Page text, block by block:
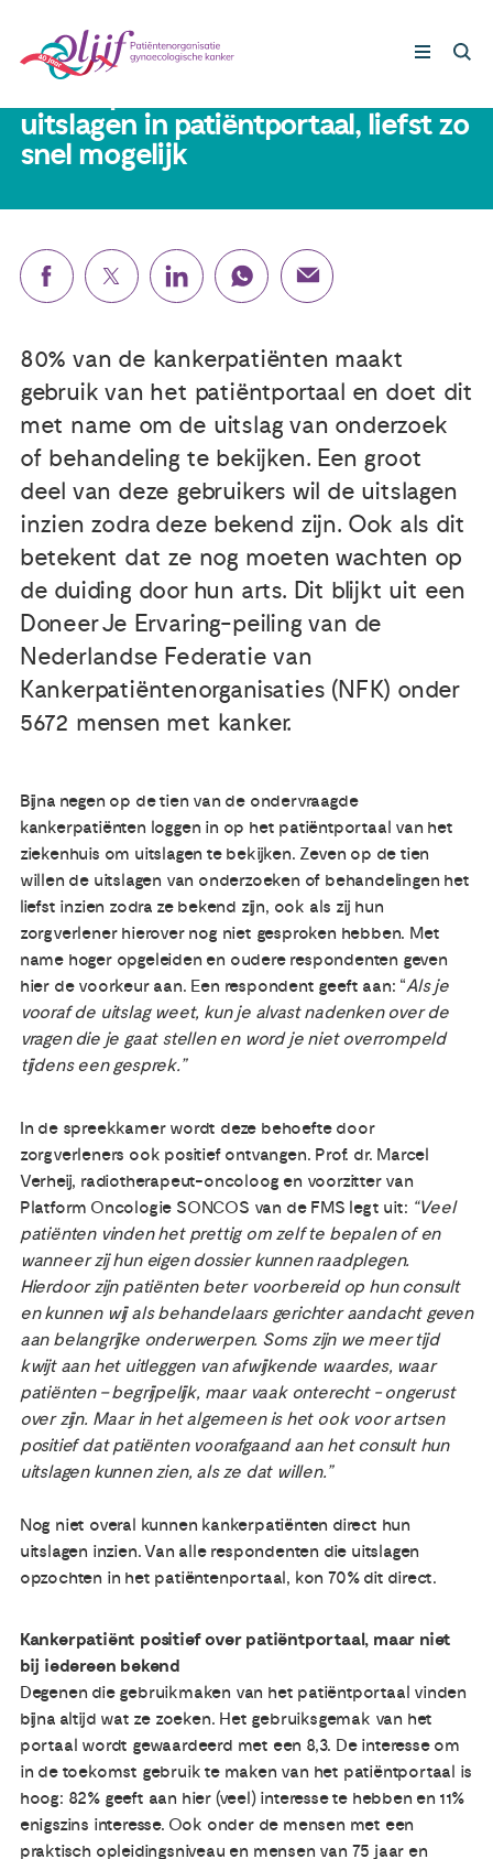
Nieuws
Agenda
Publicaties
Ervaringsdeskundigheid
Over ons
Contact
Gynaecologische kankers
Lotgenoten
Leven met/na kanker
10 oktober 2023
uitslagen in patiëntportaal, liefst zo
snel mogelijk
80% van de kankerpatiënten maakt
gebruik van het patiëntportaal en doet dit
met name om de uitslag van onderzoek
of behandeling te bekijken. Een groot
deel van deze gebruikers wil de uitslagen
inzien zodra deze bekend zijn. Ook als dit
betekent dat ze nog moeten wachten op
de duiding door hun arts. Dit blijkt uit een
Doneer Je Ervaring-peiling van de
Nederlandse Federatie van
Kankerpatiëntenorganisaties (NFK) onder
5672 mensen met kanker.
Bijna negen op de tien van de ondervraagde
kankerpatiënten loggen in op het patiëntportaal van het
ziekenhuis om uitslagen te bekijken. Zeven op de tien
willen de uitslagen van onderzoeken of behandelingen het
liefst inzien zodra ze bekend zijn, ook als zij hun
zorgverlener hierover nog niet gesproken hebben. Met
name hoger opgeleiden en oudere respondenten geven
hier de voorkeur aan. Een respondent geeft aan: “Als je
vooraf de uitslag weet, kun je alvast nadenken over de
vragen die je gaat stellen en word je niet overrompeld
tijdens een gesprek.”
In de spreekkamer wordt deze behoefte door
zorgverleners ook positief ontvangen. Prof. dr. Marcel
Verheij, radiotherapeut-oncoloog en voorzitter van
Platform Oncologie SONCOS van de FMS legt uit: “Veel
patiënten vinden het prettig om zelf te bepalen of en
wanneer zij hun eigen dossier kunnen raadplegen.
Hierdoor zijn patiënten beter voorbereid op hun consult
en kunnen wij als behandelaars gerichter aandacht geven
aan belangrijke onderwerpen. Soms zijn we meer tijd
kwijt aan het uitleggen van afwijkende waardes, waar
patiënten – begrijpelijk, maar vaak onterecht - ongerust
over zijn. Maar in het algemeen is het ook voor artsen
positief dat patiënten voorafgaand aan het consult hun
uitslagen kunnen zien, als ze dat willen.”
Nog niet overal kunnen kankerpatiënten direct hun
uitslagen inzien. Van alle respondenten die uitslagen
opzochten in het patiëntenportaal, kon 70% dit direct.
Kankerpatiënt positief over patiëntportaal, maar niet
bij iedereen bekend
Degenen die gebruikmaken van het patiëntportaal vinden
bijna altijd wat ze zoeken. Het gebruiksgemak van het
portaal wordt gewaardeerd met een 8,3. De interesse om
in de toekomst gebruik te maken van het patiëntportaal is
hoog: 82% geeft aan hier (veel) interesse te hebben en 11%
enigszins interesse. Ook onder de mensen met een
praktisch opleidingsniveau en mensen van 75 jaar en